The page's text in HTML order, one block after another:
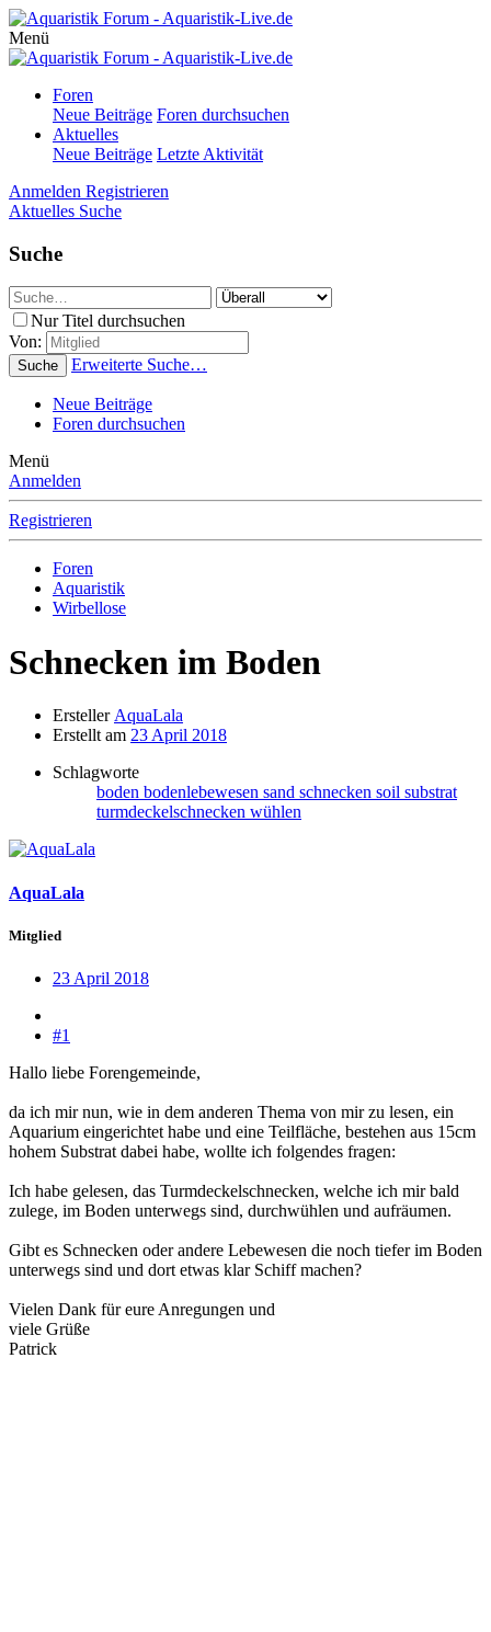
Menü
Foren
Neue Beiträge Foren durchsuchen
Aktuelles
Neue Beiträge Letzte Aktivität
Anmelden Registrieren
Aktuelles Suche
Suche
Nur Titel durchsuchen
Von:
Suche Erweiterte Suche…
Neue Beiträge
Foren durchsuchen
Menü
Anmelden
Registrieren
Foren
Aquaristik
Wirbellose
Schnecken im Boden
Ersteller AquaLala
Erstellt am 23 April 2018
Schlagworte
boden bodenlebewesen sand schnecken soil substrat
turmdeckelschnecken wühlen
AquaLala
Mitglied
23 April 2018
#1
Hallo liebe Forengemeinde,
da ich mir nun, wie in dem anderen Thema von mir zu lesen, ein
Aquarium eingerichtet habe und eine Teilfläche, bestehen aus 15cm
hohem Substrat dabei habe, wollte ich folgendes fragen:
Ich habe gelesen, das Turmdeckelschnecken, welche ich mir bald
zulege, im Boden unterwegs sind, durchwühlen und aufräumen.
Gibt es Schnecken oder andere Lebewesen die noch tiefer im Boden
unterwegs sind und dort etwas klar Schiff machen?
Vielen Dank für eure Anregungen und
viele Grüße
Patrick